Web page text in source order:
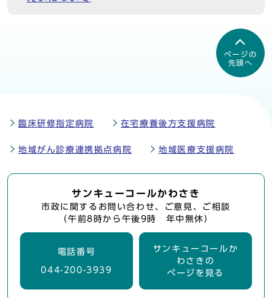
ページの
先頭へ
臨床研修指定病院 在宅療養後方支援病院
地域がん診療連携拠点病院 地域医療支援病院
サンキューコールかわさき
市政に関するお問い合わせ、ご意見、ご相談
（午前8時から午後9時 年中無休）
電話番号
044-200-3939
サンキューコールか
わさきの
ページを見る